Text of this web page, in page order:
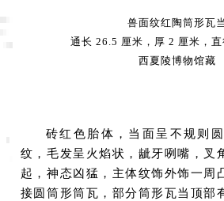
兽面纹红陶筒形瓦当
通长 26.5 厘米，厚 2 厘米，
西夏陵博物馆藏
砖红色胎体，当面呈不规则
纹，毛发呈火焰状，龇牙咧嘴，叉
起，神态凶猛，主体纹饰外饰一周
接圆筒形筒瓦，部分筒形瓦当顶部